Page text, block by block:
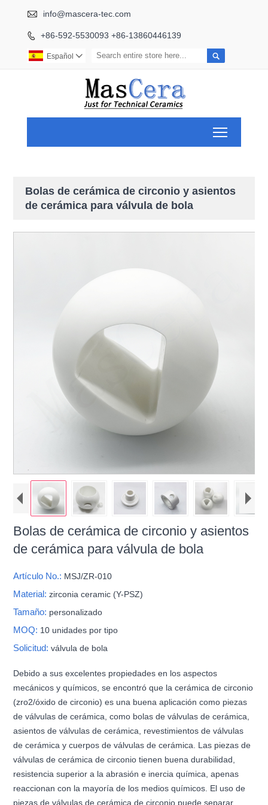
 info@mascera-tec.com
 +86-592-5530093 +86-13860446139

Español 
Bolas de cerámica de circonio y asientos
de cerámica para válvula de bola
Bolas de cerámica de circonio y asientos
de cerámica para válvula de bola
Artículo No.: MSJ/ZR-010
Material:zirconia ceramic (Y-PSZ)
Tamaño: personalizado
MOQ: 10 unidades por tipo
Solicitud:válvula de bola
Debido a sus excelentes propiedades en los aspectos
mecánicos y químicos, se encontró que la cerámica de circonio
(zro2/óxido de circonio) es una buena aplicación como piezas
de válvulas de cerámica, como bolas de válvulas de cerámica,
asientos de válvulas de cerámica, revestimientos de válvulas
de cerámica y cuerpos de válvulas de cerámica. Las piezas de
válvulas de cerámica de circonio tienen buena durabilidad,
resistencia superior a la abrasión e inercia química, apenas
reaccionan con la mayoría de los medios químicos. El uso de
piezas de válvulas de cerámica de circonio puede separar